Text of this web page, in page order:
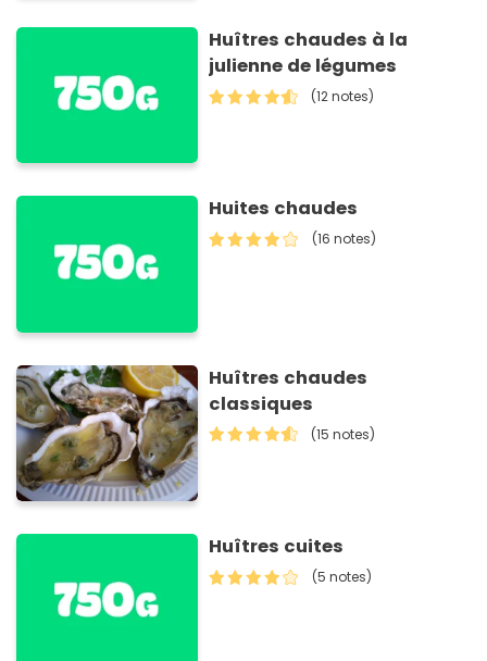
Huîtres chaudes à la
julienne de légumes
(12 notes)
Huites chaudes
(16 notes)
Huîtres chaudes
classiques
(15 notes)
Huîtres cuites
(5 notes)